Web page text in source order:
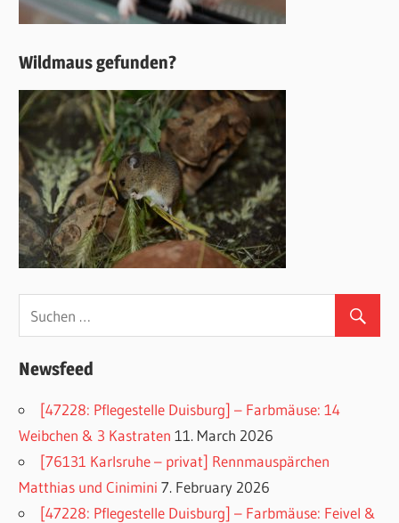
Wildmaus gefunden?
Newsfeed
[47228: Pflegestelle Duisburg] – Farbmäuse: 14
Weibchen & 3 Kastraten 11. March 2026
[76131 Karlsruhe – privat] Rennmauspärchen
Matthias und Cinimini 7. February 2026
[47228: Pflegestelle Duisburg] – Farbmäuse: Feivel &